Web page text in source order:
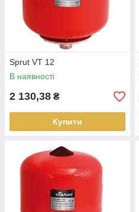
Sprut VT 12
В наявності
2 130,38 ₴
Купити